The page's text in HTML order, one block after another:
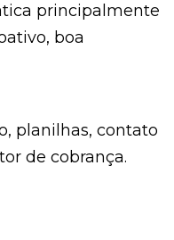
principalmente
boa
planilhas, contato
de cobrança.